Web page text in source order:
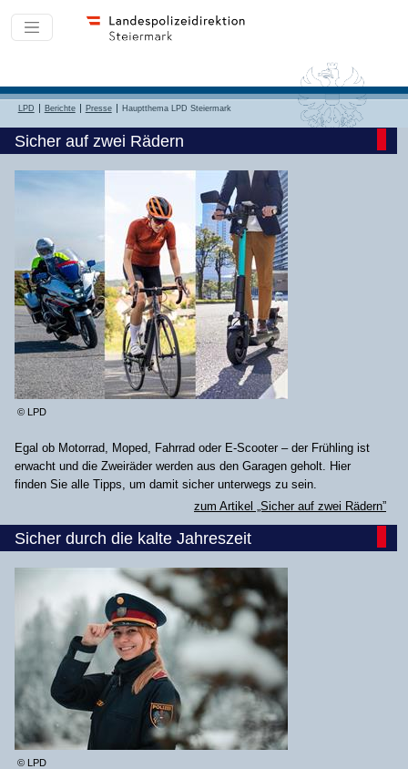
LPD Berichte Presse Hauptthema LPD Steiermark
Sicher auf zwei Rädern
© LPD
Egal ob Motorrad, Moped, Fahrrad oder E-Scooter – der Frühling ist
erwacht und die Zweiräder werden aus den Garagen geholt. Hier
finden Sie alle Tipps, um damit sicher unterwegs zu sein.
zum Artikel „Sicher auf zwei Rädern”
Sicher durch die kalte Jahreszeit
© LPD